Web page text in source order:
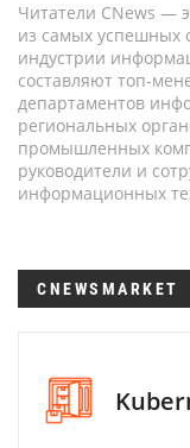
Читатели CNews —
из самых успешных
индустрии
составляют топ-
департаментов
региональных
промышленных
руководители и
информационных
CNEWSMARKET